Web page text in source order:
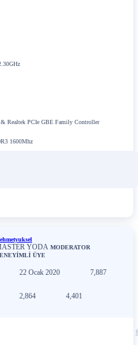
Realtek PCIe GBE Family Controller
1600Mhz
YODA MODERATOR
ÜYE
22 Ocak 2020 7,887
2,864 4,401